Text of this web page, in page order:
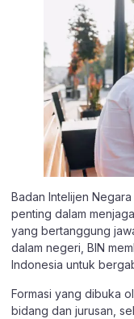
Badan Intelijen
penting dalam
yang bertanggung
dalam negeri, BIN
Indonesia untuk
Formasi yang dibuka
bidang dan jurusan,